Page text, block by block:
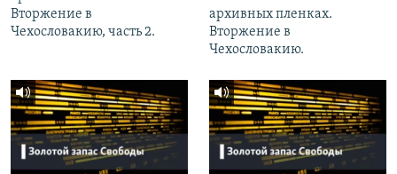
Вторжение в
Чехословакию, часть 2.
архивных пленках.
Вторжение в
Чехословакию.